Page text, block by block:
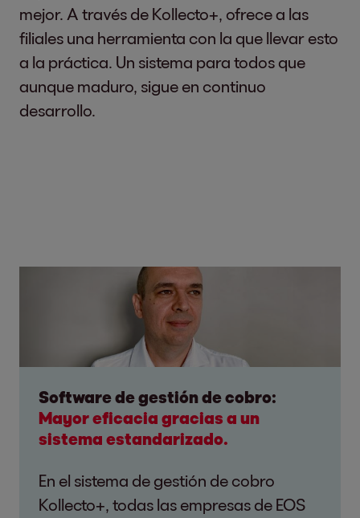
mejor. A través de Kollecto+, ofrece a las
filiales una herramienta con la que llevar esto
a la práctica. Un sistema para todos que
aunque maduro, sigue en continuo
desarrollo.
Software de gestión de cobro:
Mayor eficacia gracias a un
sistema estandarizado.
En el sistema de gestión de cobro
Kollecto+, todas las empresas de EOS